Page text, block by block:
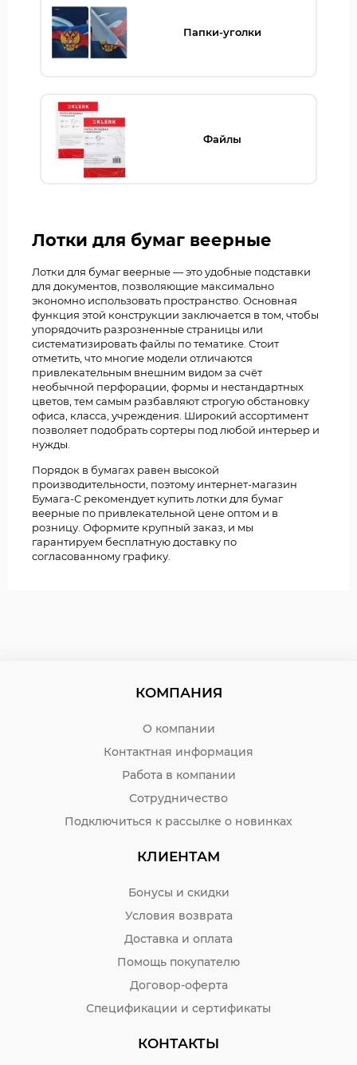
Лотки для бумаг веерные
Лотки для бумаг веерные — это удобные подставки
для документов, позволяющие максимально
экономно использовать пространство. Основная
функция этой конструкции заключается в том, чтобы
упорядочить разрозненные страницы или
систематизировать файлы по тематике. Стоит
отметить, что многие модели отличаются
привлекательным внешним видом за счёт
необычной перфорации, формы и нестандартных
цветов, тем самым разбавляют строгую обстановку
офиса, класса, учреждения. Широкий ассортимент
позволяет подобрать сортеры под любой интерьер и
нужды.
Порядок в бумагах равен высокой
производительности, поэтому интернет-магазин
Бумага-С рекомендует купить лотки для бумаг
веерные по привлекательной цене оптом и в
розницу. Оформите крупный заказ, и мы
гарантируем бесплатную доставку по
согласованному графику.
Папки-уголки
Файлы
КОМПАНИЯ
О компании
Контактная информация
Работа в компании
Сотрудничество
Подключиться к рассылке о новинках
КЛИЕНТАМ
Бонусы и скидки
Условия возврата
Доставка и оплата
Помощь покупателю
Договор-оферта
Спецификации и сертификаты
КОНТАКТЫ